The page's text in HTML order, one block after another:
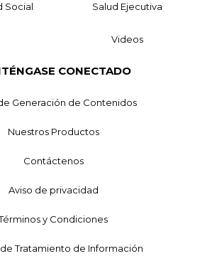
Social Salud Ejecutiva
Videos
CONECTADO
Generación de Contenidos
Nuestros Productos
Contáctenos
Aviso de privacidad
y Condiciones
Tratamiento de Información